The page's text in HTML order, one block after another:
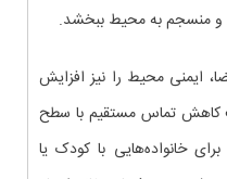
منسجم به محیط ببخشد.
فضا، ایمنی محیط را نیز افزایش
کاهش تماس مستقیم با سطح
خانواده‌هایی با کودک یا